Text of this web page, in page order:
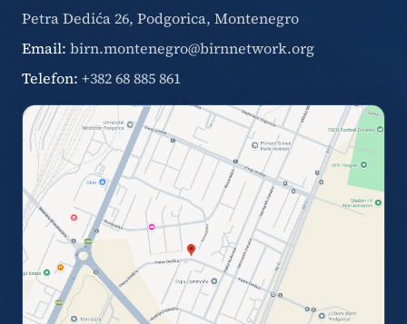
Petra Dedića 26, Podgorica, Montenegro
Email: birn.montenegro@birnnetwork.org
Telefon: +382 68 885 861